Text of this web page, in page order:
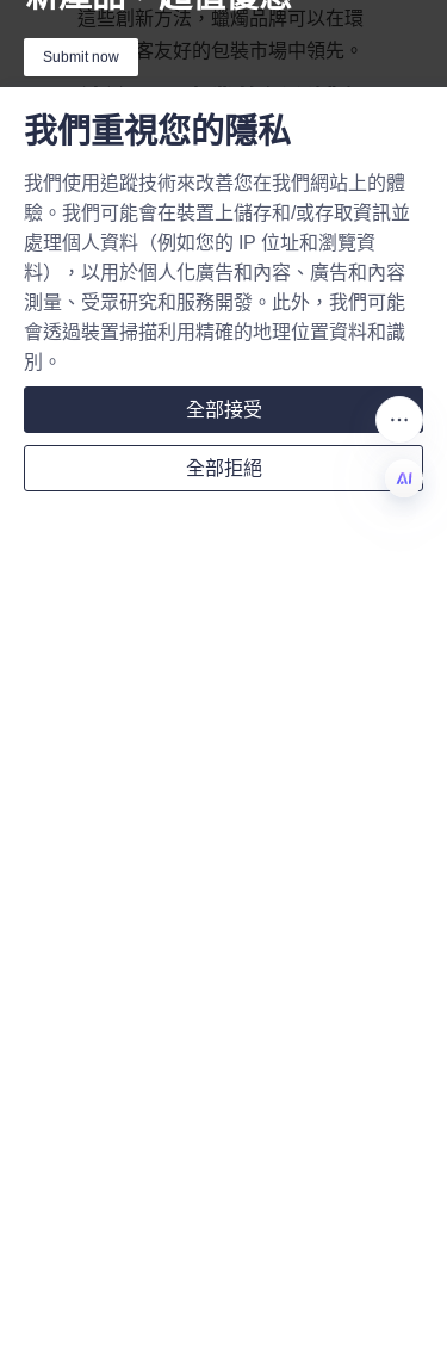
這些創新方法，蠟燭品牌可以在環
保和顧客友好的包裝市場中領先。
蠟燭紙質罐包裝是一個重要組成部
分，將保護、品牌和可持續性結合
成一個有影響力的解決方案。對於
希望提升產品展示和顧客體驗的企
業來說，選擇合適的材料、尺寸、
驟。與可靠且創新的包裝供應商如
盧安利博紙品包裝有限公司
可以提供專業知識和定制服務，創
造真正提升您品牌的蠟燭紙罐。
Submit now
Name
Company
Mail
我們重視您的隱私
我們使用追蹤技術來改善您在我們網站上的體
驗。我們可能會在裝置上儲存和/或存取資訊並
處理個人資料（例如您的 IP 位址和瀏覽資
料），以用於個人化廣告和內容、廣告和內容
測量、受眾研究和服務開發。此外，我們可能
會透過裝置掃描利用精確的地理位置資料和識
別。
全部接受
全部拒絕